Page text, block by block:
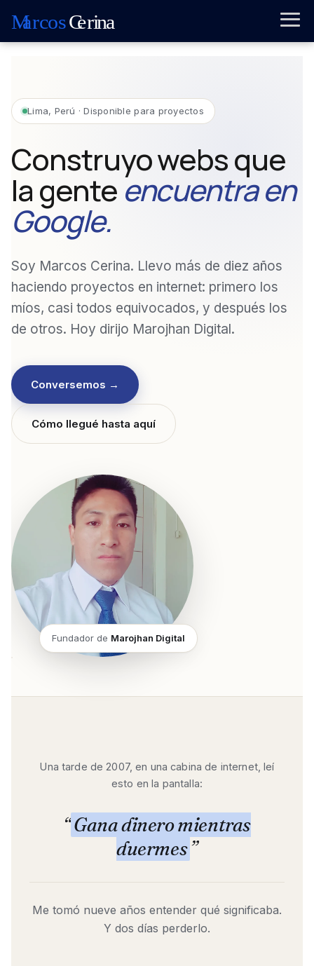
Lima, Perú · Disponible para proyectos
Construyo webs que
la genteencuentra en
Google.
Soy Marcos Cerina. Llevo más de diez años
haciendo proyectos en internet: primero los
míos, casi todos equivocados, y después los
de otros. Hoy dirijo Marojhan Digital.
Conversemos →
Cómo llegué hasta aquí
Fundador de Marojhan Digital
Una tarde de 2007, en una cabina de internet, leí
esto en la pantalla:
“Gana dinero mientras
duermes”
Me tomó nueve años entender qué significaba.
Y dos días perderlo.